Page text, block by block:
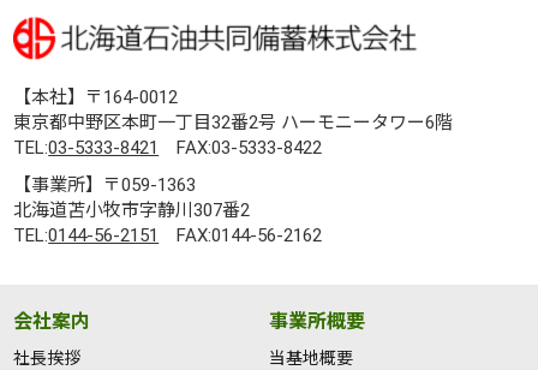
【本社】〒164-0012
東京都中野区本町一丁目32番2号 ハーモニータワー6階
TEL:03-5333-8421
FAX:03-5333-8422
【事業所】〒059-1363
北海道苫小牧市字静川307番2
TEL:0144-56-2151 FAX:0144-56-2162
会社案内
社長挨拶
事業所概要
当基地概要